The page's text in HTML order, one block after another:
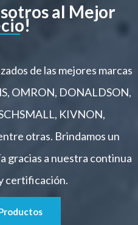
al Mejor
de las mejores marcas
OMRON, DONALDSON,
KIVNON,
otras. Brindamos un
gracias a nuestra continua
certificación.